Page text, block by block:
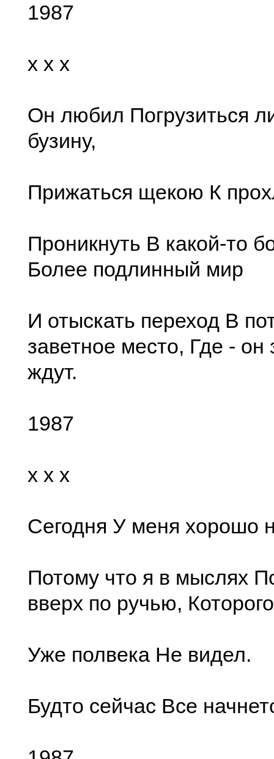
1987
x x x
Он любил Погрузиться
бузину,
Прижаться щекою К
Проникнуть В какой-то
Более подлинный мир
И отыскать переход В
заветное место, Где - он
ждут.
1987
x x x
Сегодня У меня хорошо
Потому что я в мыслях
вверх по ручью,
Уже полвека Не видел.
Будто сейчас Все